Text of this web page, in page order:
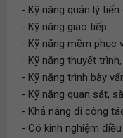
- Kỹ năng quản lý tiến
- Kỹ năng giao tiếp
- Kỹ năng mềm phục
- Kỹ năng thuyết
- Kỹ năng trình bày
- Kỹ năng quan sát,
- Khả năng đi công
- Có kinh nghiệm